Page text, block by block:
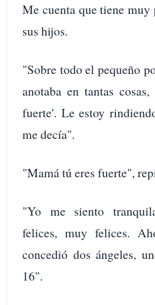
Me cuenta que tiene muy
sus hijos.
"Sobre todo el pequeño
anotaba en tantas
fuerte'. Le estoy
me decía".
"Mamá tú eres fuerte",
"Yo me siento
felices, muy felices.
concedió dos ángeles,
16".